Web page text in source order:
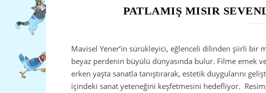
PATLAMIŞ MISIR
Mavisel Yener’in sürükleyici, eğlenceli dilinden şiirli bir
beyaz perdenin büyülü dünyasında bulur. Filme emek
erken yaşta sanatla tanıştırarak, estetik duygularını
içindeki sanat yeteneğini keşfetmesini hedefliyor.